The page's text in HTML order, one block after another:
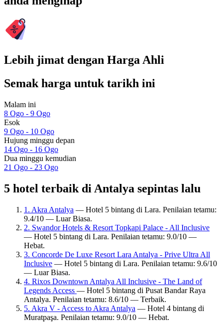
Lebih jimat dengan Harga Ahli
Semak harga untuk tarikh ini
Malam ini
8 Ogo - 9 Ogo
Esok
9 Ogo - 10 Ogo
Hujung minggu depan
14 Ogo - 16 Ogo
Dua minggu kemudian
21 Ogo - 23 Ogo
5 hotel terbaik di Antalya sepintas lalu
1. Akra Antalya — Hotel 5 bintang di Lara. Penilaian tetamu:
9.4/10 — Luar Biasa.
2. Swandor Hotels & Resort Topkapi Palace - All Inclusive
— Hotel 5 bintang di Lara. Penilaian tetamu: 9.0/10 —
Hebat.
3. Concorde De Luxe Resort Lara Antalya - Prive Ultra All
Inclusive — Hotel 5 bintang di Lara. Penilaian tetamu: 9.6/10
— Luar Biasa.
4. Rixos Downtown Antalya All Inclusive - The Land of
Legends Access — Hotel 5 bintang di Pusat Bandar Raya
Antalya. Penilaian tetamu: 8.6/10 — Terbaik.
5. Akra V - Access to Akra Antalya — Hotel 4 bintang di
Muratpaşa. Penilaian tetamu: 9.0/10 — Hebat.